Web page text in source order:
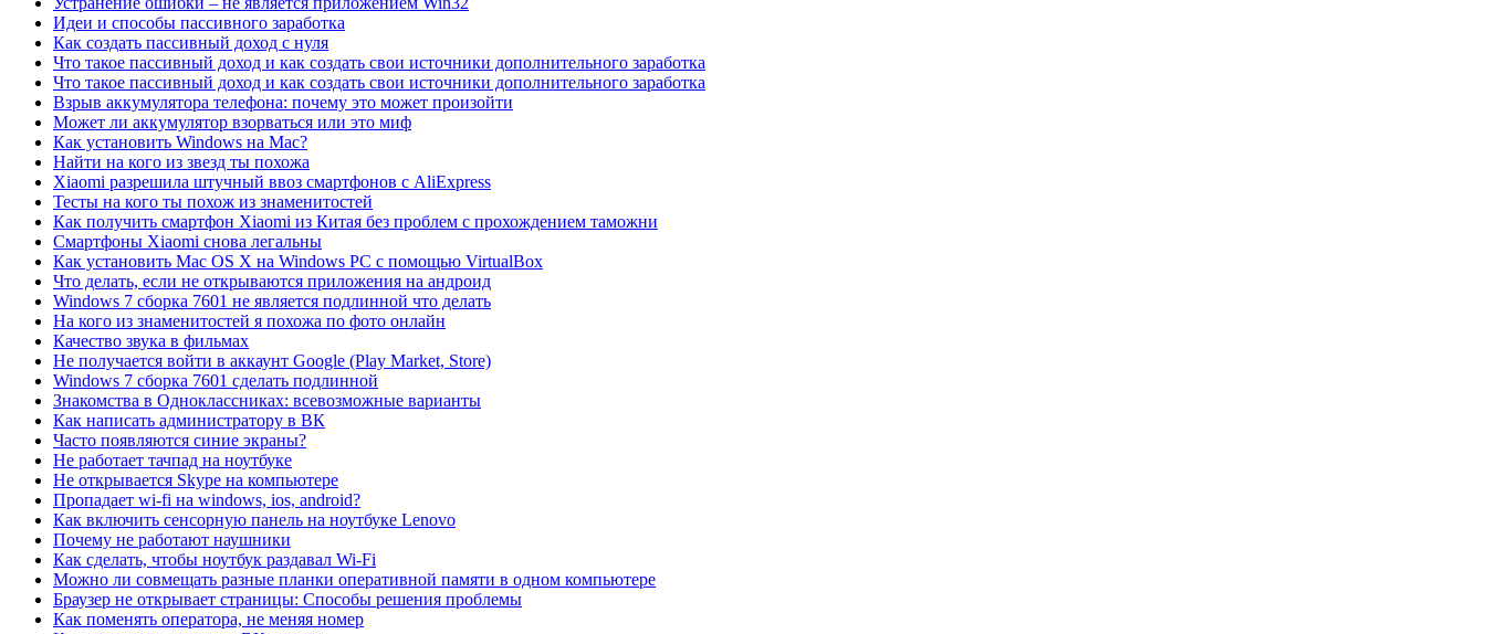
Идеи и способы пассивного заработка
Как создать пассивный доход с нуля
Что такое пассивный доход и как создать свои источники дополнительного заработка
Что такое пассивный доход и как создать свои источники дополнительного заработка
Взрыв аккумулятора телефона: почему это может произойти
Может ли аккумулятор взорваться или это миф
Как установить Windows на Mac?
Найти на кого из звезд ты похожа
Xiaomi разрешила штучный ввоз смартфонов с AliExpress
Тесты на кого ты похож из знаменитостей
Как получить смартфон Xiaomi из Китая без проблем с прохождением таможни
Смартфоны Xiaomi снова легальны
Как установить Mac OS X на Windows PC с помощью VirtualBox
Что делать, если не открываются приложения на андроид
Windows 7 сборка 7601 не является подлинной что делать
На кого из знаменитостей я похожа по фото онлайн
Качество звука в фильмах
Не получается войти в аккаунт Google (Play Market, Store)
Windows 7 сборка 7601 сделать подлинной
Знакомства в Одноклассниках: всевозможные варианты
Как написать администратору в ВК
Часто появляются синие экраны?
Не работает тачпад на ноутбуке
Не открывается Skype на компьютере
Пропадает wi-fi на windows, ios, android?
Как включить сенсорную панель на ноутбуке Lenovo
Почему не работают наушники
Как сделать, чтобы ноутбук раздавал Wi-Fi
Можно ли совмещать разные планки оперативной памяти в одном компьютере
Браузер не открывает страницы: Способы решения проблемы
Как поменять оператора, не меняя номер